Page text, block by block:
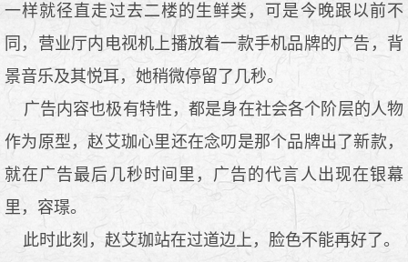
一样就径直走过去二楼的生鲜类，可是今晚跟以前不
同，营业厅内电视机上播放着一款手机品牌的广告，背
景音乐及其悦耳，她稍微停留了几秒。
广告内容也极有特性，都是身在社会各个阶层的人物
作为原型，赵艾珈心里还在念叨是那个品牌出了新款，
就在广告最后几秒时间里，广告的代言人出现在银幕
里，容璟。
此时此刻，赵艾珈站在过道边上，脸色不能再好了。